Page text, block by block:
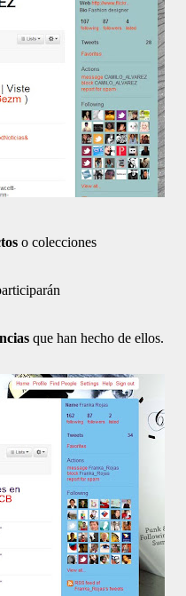
o colecciones
que han hecho de ellos.